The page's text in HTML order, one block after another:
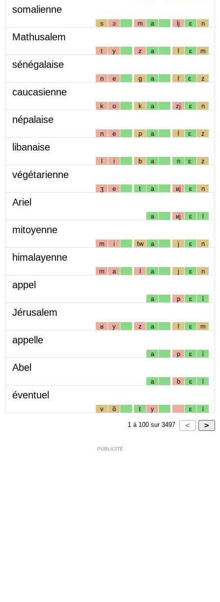
somalienne
s ɔ m a lj ɛ n
Mathusalem
t y z a l ɛ m
sénégalaise
n e g a l ɛː z
caucasienne
k o k a zj ɛ n
népalaise
n e p a l ɛː z
libanaise
l i b a n ɛː z
végétarienne
ʒ e t a ʁj ɛ n
Ariel
a ʁj ɛ l
mitoyenne
m i tw a j ɛ n
himalayenne
m a l a j ɛ n
appel
a p ɛ l
Jérusalem
ʁ y z a l ɛ m
appelle
a p ɛ l
Abel
a b ɛ l
éventuel
v ɑ̃ t y ɛ l
1 à 100 sur 3497
PUBLICITÉ